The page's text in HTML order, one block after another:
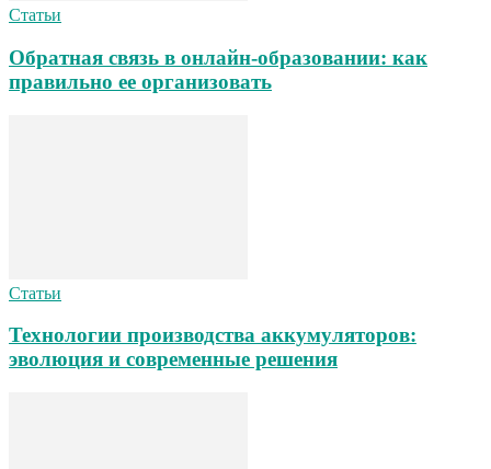
Статьи
Обратная связь в онлайн-образовании: как
правильно ее организовать
Статьи
Технологии производства аккумуляторов:
эволюция и современные решения